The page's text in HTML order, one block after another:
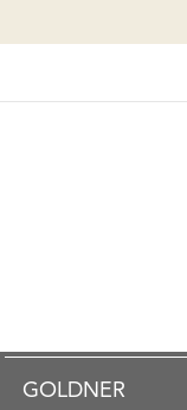
GOLDNER